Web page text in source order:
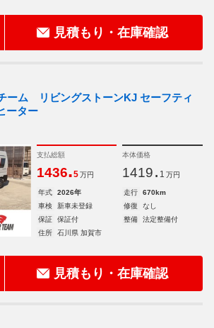
見積もり・在庫確認
ーム リビングストーンKJ セーフティ
ーター
支払総額
1436.5 万円
本体価格
1419. 1 万円
年式 2026年 走行
670km
車検
新車未登録 修復
なし
保証
保証付 整備
法定整備付
住所
石川県 加賀市
見積もり・在庫確認